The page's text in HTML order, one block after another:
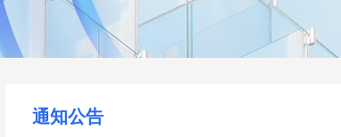
通知公告